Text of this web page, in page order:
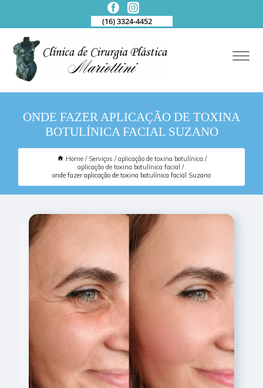
(16) 3324-4452
ONDE FAZER APLICAÇÃO DE TOXINA
BOTULÍNICA FACIAL SUZANO
Home Serviços
aplicação de toxina botulínica
aplicação de toxina botulínica facial
onde fazer aplicação de toxina botulínica facial Suzano